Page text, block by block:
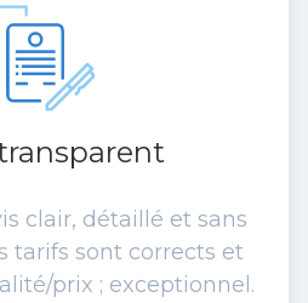
clair, détaillé et sans
tarifs sont corrects et
prix ; exceptionnel.